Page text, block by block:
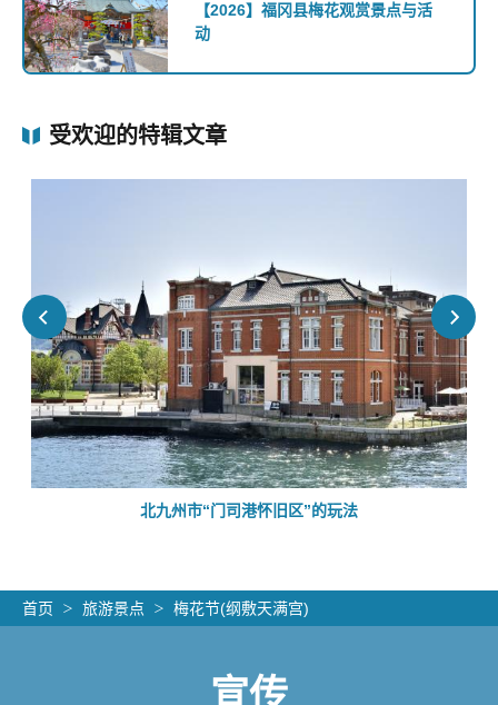
【2026】福冈县梅花观赏景点与活
动
受欢迎的特辑文章
北九州市“门司港怀旧区”的玩法
首页 旅游景点 梅花节(纲敷天满宫)